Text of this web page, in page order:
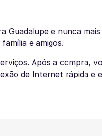
Guadalupe e nunca
e amigos.
Após a compra,
de Internet rápida e